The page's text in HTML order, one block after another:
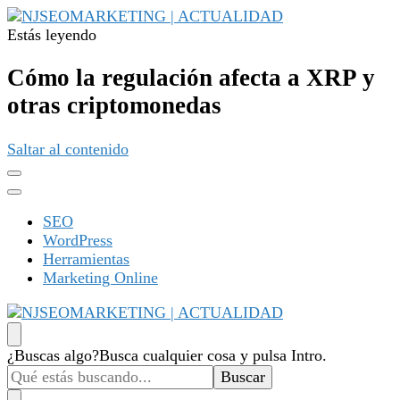
desarrollo web, app, y lo que no te imaginas…
Estás leyendo
Cómo la regulación afecta a XRP y
otras criptomonedas
Saltar al contenido
SEO
WordPress
Herramientas
Marketing Online
NJSEOMARKETING | ACTUALIDAD
Tu web de tecnología, SEO, Marketing, desarrollo personal,
desarrollo web, app, y lo que no te imaginas…
¿Buscas algo?Busca cualquier cosa y pulsa Intro.